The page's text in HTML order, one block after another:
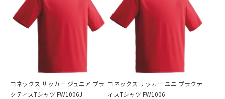
ヨネックス サッカー ジュニア プラ
クティスTシャツ FW1006J
ヨネックス サッカー ユニ プラクテ
ィスTシャツ FW1006